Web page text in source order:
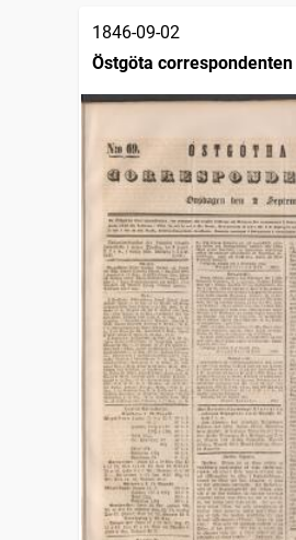
1846-09-02
Östgöta correspondenten